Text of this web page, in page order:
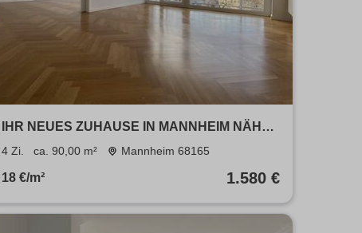
IHR NEUES ZUHAUSE IN MANNHEIM NÄHE
WASSERTURM: HOCHWERTIGE 3-ZIMMER-
4 Zi. ca. 90,00 m² Mannheim 68165
18 €/m² 1.580 €